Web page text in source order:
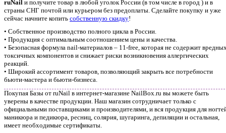
ruNail и получите товар в любой уголок России (в том числе в город ) и в
страны СНГ почтой или курьером без предоплаты. Сделайте покупку и уже
сейчас начните копить собственную скидку!
• Собственное производство полного цикла в России.
• Продукция с оптимальным соотношением цены и качества.
• Безопасная формула nail-материалов – 11-free, которая не содержит
токсичных компонентов и снижает риски возникновения аллергических
реакций.
• Широкий ассортимент товаров, позволяющий закрыть все потребности
бьюти-мастера и бьюти-бизнеса.
Покупая Базы от ruNail в интернет-магазине NailBox.ru вы можете быть
уверены в качестве продукции. Наш магазин сотрудничает только с
официальными поставщиками и производителями, и вся продукция для
маникюра и педикюра, ресниц, солярия, шугаринга, депиляции и остальная,
имеет необходимые сертификаты.